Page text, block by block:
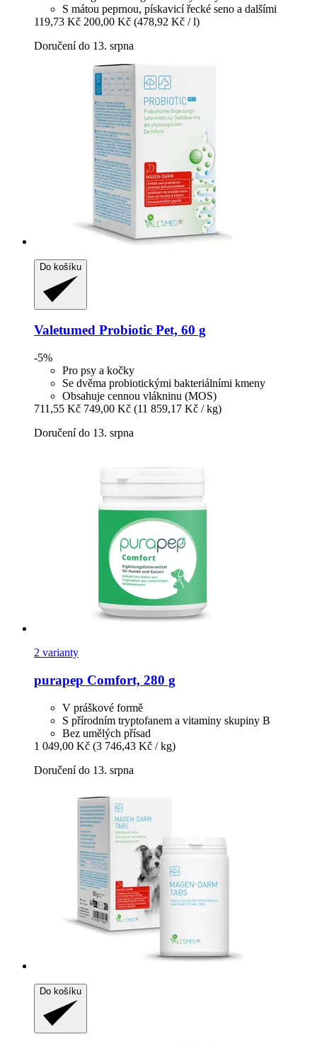
S mátou peprnou, pískavicí řecké seno a dalšími
119,73 Kč 200,00 Kč (478,92 Kč / l)
Doručení do 13. srpna
Do košíku
Valetumed Probiotic Pet, 60 g
-5%
Pro psy a kočky
Se dvěma probiotickými bakteriálními kmeny
Obsahuje cennou vlákninu (MOS)
711,55 Kč 749,00 Kč (11 859,17 Kč / kg)
Doručení do 13. srpna
2 varianty
purapep Comfort, 280 g
V práškové formě
S přírodním tryptofanem a vitaminy skupiny B
Bez umělých přísad
1 049,00 Kč (3 746,43 Kč / kg)
Doručení do 13. srpna
Do košíku